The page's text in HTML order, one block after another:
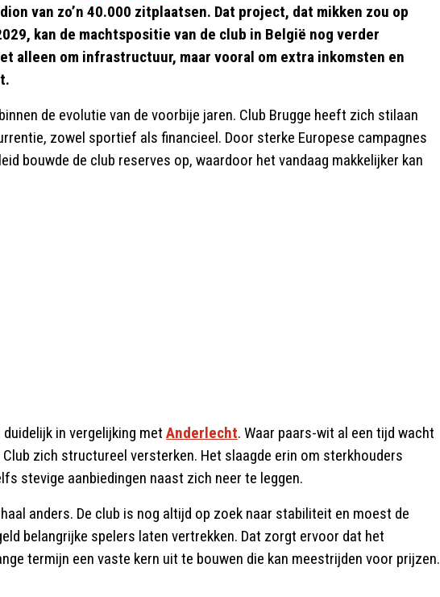
van zo’n 40.000 zitplaatsen. Dat project, dat mikken zou op
kan de machtspositie van de club in België nog verder
alleen om infrastructuur, maar vooral om extra inkomsten en
de evolutie van de voorbije jaren. Club Brugge heeft zich stilaan
zowel sportief als financieel. Door sterke Europese campagnes
bouwde de club reserves op, waardoor het vandaag makkelijker kan
in vergelijking met Anderlecht. Waar paars-wit al een tijd wacht
zich structureel versterken. Het slaagde erin om sterkhouders
stevige aanbiedingen naast zich neer te leggen.
anders. De club is nog altijd op zoek naar stabiliteit en moest de
belangrijke spelers laten vertrekken. Dat zorgt ervoor dat het
termijn een vaste kern uit te bouwen die kan meestrijden voor prijzen.